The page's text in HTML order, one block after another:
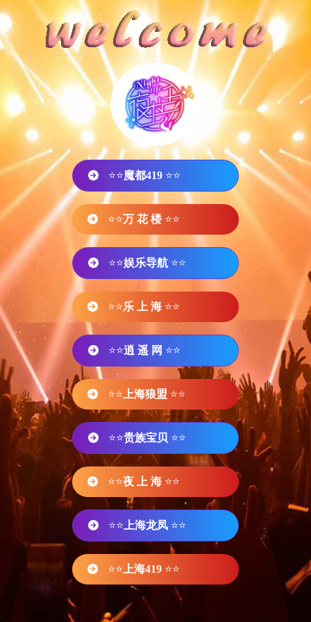
⭐⭐魔都419 ⭐⭐
⭐⭐万 花 楼 ⭐⭐
⭐⭐娱乐导航 ⭐⭐
⭐⭐乐 上 海 ⭐⭐
⭐⭐逍 遥 网 ⭐⭐
⭐⭐ 上海狼盟 ⭐⭐
⭐⭐贵族宝贝 ⭐⭐
⭐⭐夜 上 海 ⭐⭐
⭐⭐ 上海龙凤 ⭐⭐
⭐⭐ 上海419 ⭐⭐